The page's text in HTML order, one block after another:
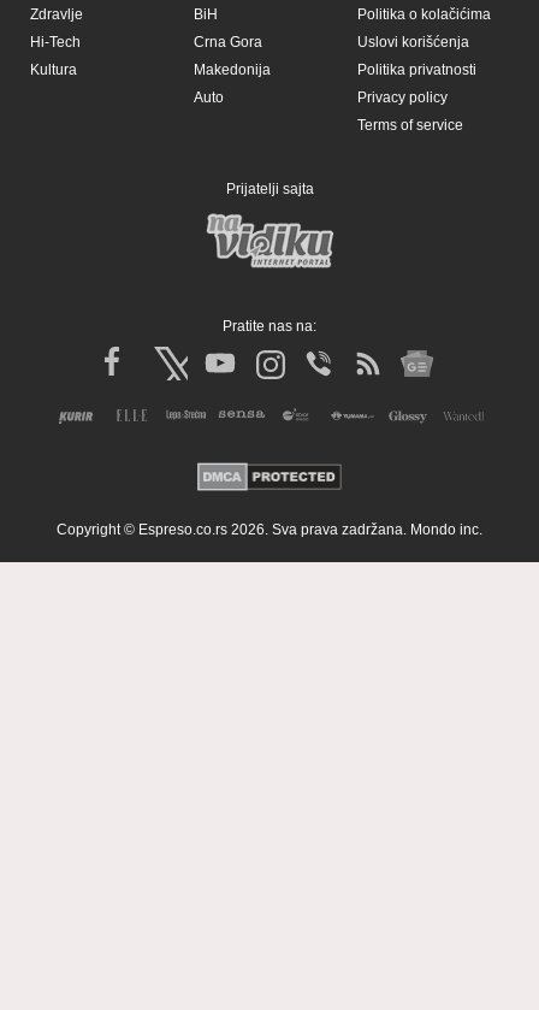
Zdravlje
Hi-Tech
Kultura
BiH
Crna Gora
Makedonija
Auto
Politika o kolačićima
Uslovi korišćenja
Politika privatnosti
Privacy policy
Terms of service
Prijatelji sajta
Pratite nas na:
Copyright © Espreso.co.rs 2026. Sva prava zadržana. Mondo inc.